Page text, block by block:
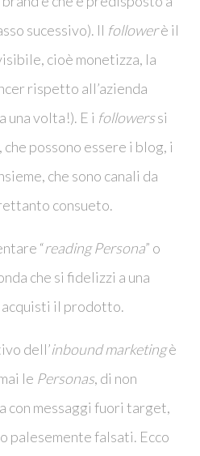
sucessivo). Il followerè il
cioè monetizza, la
rispetto all’azienda
una volta!). E i followerssi
possono essere i blog, i
che sono canali da
consueto.
“reading Persona” o
che si fidelizzi a una
acquisti il prodotto.
dell’inbound marketingè
le Personas, di non
con messaggi fuori target,
palesemente falsati. Ecco